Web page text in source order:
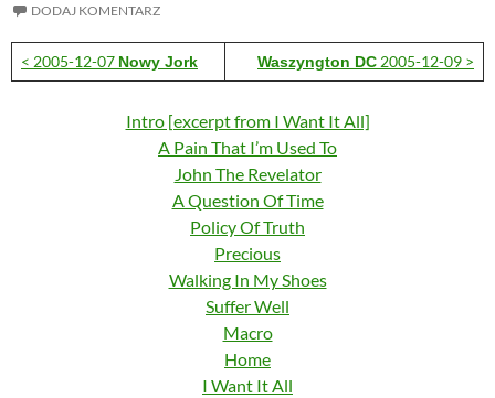
DODAJ KOMENTARZ
< 2005-12-07 Nowy Jork Waszyngton DC 2005-12-09 >
Intro [excerpt from I Want It All]
A Pain That I’m Used To
John The Revelator
A Question Of Time
Policy Of Truth
Precious
Walking In My Shoes
Suffer Well
Macro
Home
I Want It All